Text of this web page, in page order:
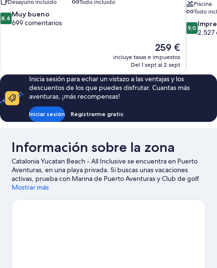
Desayuno incluido
Todo incluido
8.4
sobre
8,4 Muy bueno
699 comentarios
El
precio
actual
de
259 €
259 €
incluye tasas e impuestos
Del 1 sept al 2 sept
Piscina
Todo
9.0
sobre
9,0
2.527
Inicia sesión para echar un vistazo a las ventajas y los
descuentos de los que puedes disfrutar. Cuantas más
aventuras, ¡más recompensas!
Iniciar sesión Registrarme gratis
Información sobre la zona
Catalonia Yucatan Beach - All Inclusive se encuentra en Puerto
Aventuras, en una playa privada. Si buscas unas vacaciones
activas, prueba con Marina de Puerto Aventuras y Club de golf
de Puerto Aventuras; el toque cultural lo encontrarás en lugares
llevarlos a Parque temático Xplor y Parque temático ecológico
Mostrar más